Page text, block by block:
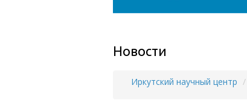
Новости
Иркутский научный центр